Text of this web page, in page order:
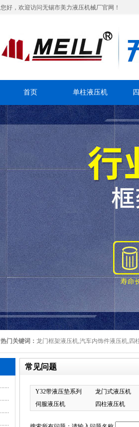
您好，欢迎访问无锡市美力液压机械厂官网！
首页 单柱液压机
热门关键词： 龙门框架液压机,汽车内饰件液压机,四
常见问题
Y32带液压垫系列
龙门式液压机
伺服液压机
四柱液压机